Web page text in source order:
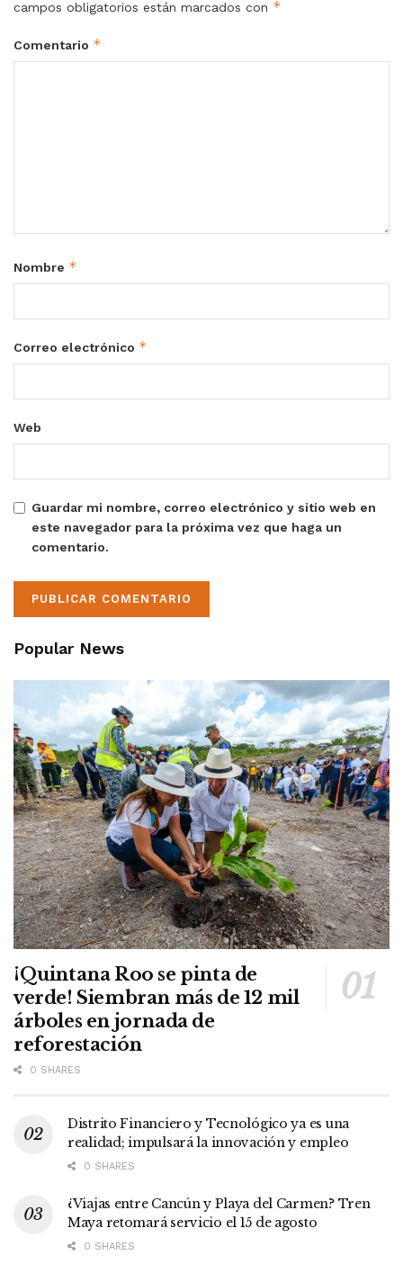
campos obligatorios están marcados con *
Comentario *
Nombre *
Correo electrónico *
Web
Guardar mi nombre, correo electrónico y sitio web en
este navegador para la próxima vez que haga un
comentario.
Popular News
¡Quintana Roo se pinta de
verde! Siembran más de 12 mil
árboles en jornada de
reforestación
0 SHARES
Distrito Financiero y Tecnológico ya es una
realidad; impulsará la innovación y empleo
0 SHARES
¿Viajas entre Cancún y Playa del Carmen? Tren
Maya retomará servicio el 15 de agosto
0 SHARES